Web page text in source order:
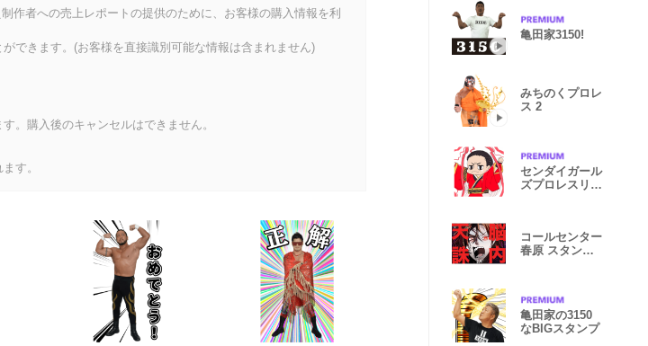
作者への売上レポートの提供のために、お客様の購入情報を利
できます。(お客様を直接識別可能な情報は含まれません)
。購入後のキャンセルはできません。
す。
亀田家3150!
みちのくプロレ
ス 2
センダイガール
ズプロレスリン
コールセンター
春原 スタン
亀田家の3150
なBIGスタンプ